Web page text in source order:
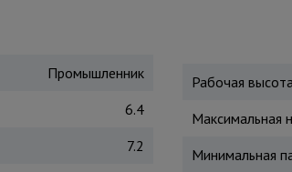
Промышленник
6.4
7.2
Рабочая
Максимальная
Минимальная